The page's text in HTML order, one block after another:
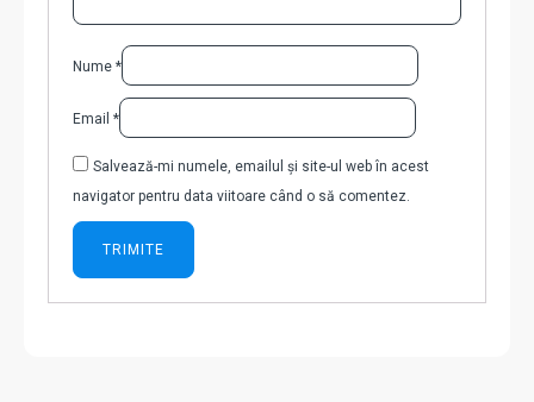
Nume *
Email *
Salvează-mi numele, emailul și site-ul web în acest
navigator pentru data viitoare când o să comentez.